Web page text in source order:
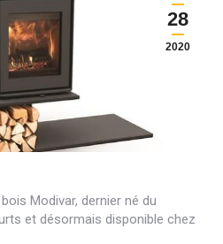
28
2020
Modivar, dernier né du
et désormais disponible chez